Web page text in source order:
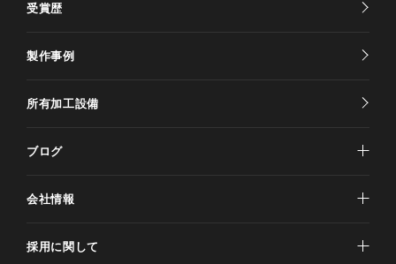
受賞歴
製作事例
所有加工設備
ブログ
会社情報
採用に関して